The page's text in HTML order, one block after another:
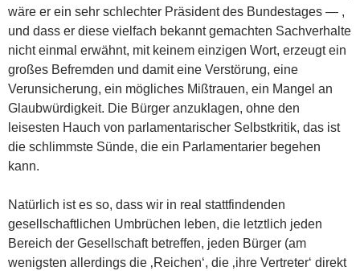
wäre er ein sehr schlechter Präsident des Bundestages — ,
und dass er diese vielfach bekannt gemachten Sachverhalte
nicht einmal erwähnt, mit keinem einzigen Wort, erzeugt ein
großes Befremden und damit eine Verstörung, eine
Verunsicherung, ein mögliches Mißtrauen, ein Mangel an
Glaubwürdigkeit. Die Bürger anzuklagen, ohne den
leisesten Hauch von parlamentarischer Selbstkritik, das ist
die schlimmste Sünde, die ein Parlamentarier begehen
kann.
Natürlich ist es so, dass wir in real stattfindenden
gesellschaftlichen Umbrüchen leben, die letztlich jeden
Bereich der Gesellschaft betreffen, jeden Bürger (am
wenigsten allerdings die ‚Reichen‘, die ‚ihre Vertreter‘ direkt